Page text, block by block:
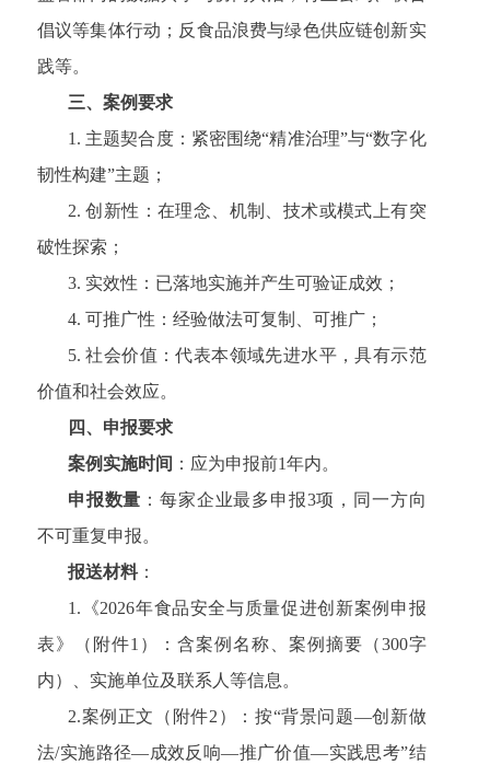
倡议等集体行动；反食品浪费与绿色供应链创新实
践等。
三、案例要求
1. 主题契合度：紧密围绕“精准治理”与“数字化
韧性构建”主题；
2. 创新性：在理念、机制、技术或模式上有突
破性探索；
3. 实效性：已落地实施并产生可验证成效；
4. 可推广性：经验做法可复制、可推广；
5. 社会价值：代表本领域先进水平，具有示范
价值和社会效应。
四、申报要求
案例实施时间 ：应为申报前1年内。
申报数量 ：每家企业最多申报3项，同一方向
不可重复申报。
报送材料：
1.《2026年食品安全与质量促进创新案例申报
表》（附件1）：含案例名称、案例摘要（300字
内）、实施单位及联系人等信息。
2.案例正文（附件2）：按“背景问题—创新做
法/实施路径—成效反响—推广价值—实践思考”结